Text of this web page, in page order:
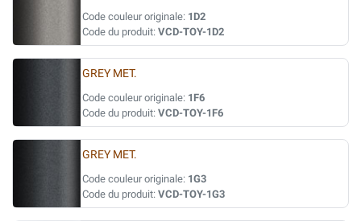
Code couleur originale: 1D2
Code du produit: VCD-TOY-1D2
GREY MET.
Code couleur originale: 1F6
Code du produit: VCD-TOY-1F6
GREY MET.
Code couleur originale: 1G3
Code du produit: VCD-TOY-1G3